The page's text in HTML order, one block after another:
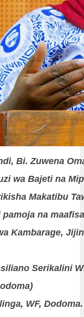
Bi. Zuwena
wa Bajeti na
Makatibu
na
Kambarage,
Serikalini
WF, Dodoma.